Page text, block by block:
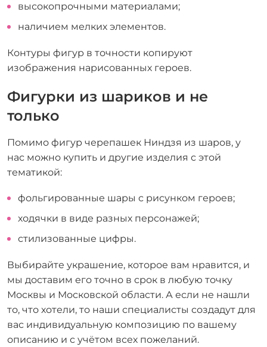
высокопрочными материалами;
наличием мелких элементов.
Контуры фигур в точности копируют
изображения нарисованных героев.
Фигурки из шариков и не
только
Помимо фигур черепашек Ниндзя из шаров, у
нас можно купить и другие изделия с этой
тематикой:
фольгированные шары с рисунком героев;
ходячки в виде разных персонажей;
стилизованные цифры.
Выбирайте украшение, которое вам нравится, и
мы доставим его точно в срок в любую точку
Москвы и Московской области. А если не нашли
то, что хотели, то наши специалисты создадут для
вас индивидуальную композицию по вашему
описанию и с учётом всех пожеланий.